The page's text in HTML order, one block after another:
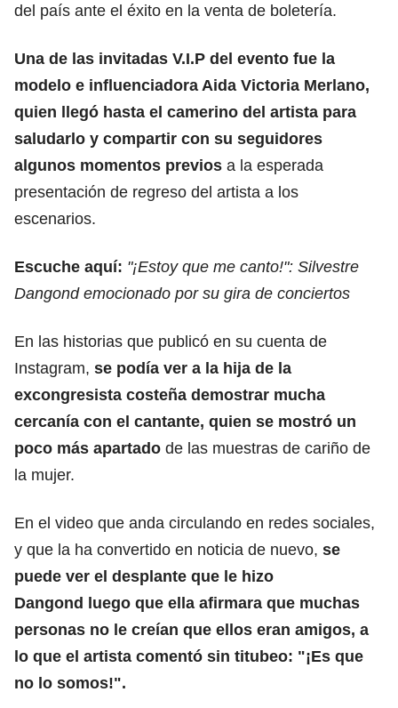
del país ante el éxito en la venta de boletería.
Una de las invitadas V.I.P del evento fue la
modelo e influenciadora Aida Victoria Merlano,
quien llegó hasta el camerino del artista para
saludarlo y compartir con su seguidores
algunos momentos previos a la esperada
presentación de regreso del artista a los
escenarios.
Escuche aquí: "¡Estoy que me canto!": Silvestre
Dangond emocionado por su gira de conciertos
En las historias que publicó en su cuenta de
Instagram, se podía ver a la hija de la
excongresista costeña demostrar mucha
cercanía con el cantante, quien se mostró un
poco más apartado de las muestras de cariño de
la mujer.
En el video que anda circulando en redes sociales,
y que la ha convertido en noticia de nuevo, se
puede ver el desplante que le hizo
Dangond luego que ella afirmara que muchas
personas no le creían que ellos eran amigos, a
lo que el artista comentó sin titubeo: "¡Es que
no lo somos!".